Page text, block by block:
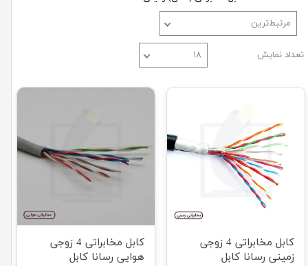
مرتبط‌ترین
تعداد نمایش ۱۸
کابل مخابراتی 4 زوجی
زمینی رسانا کابل
کابل مخابراتی 4 زوجی
هوایی رسانا کابل